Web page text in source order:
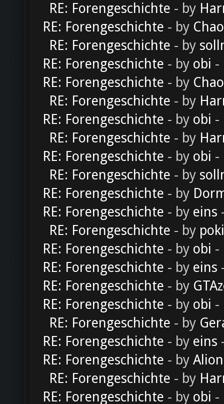
RE: Forengeschichte - by
RE: Forengeschichte - by
RE: Forengeschichte - by
RE: Forengeschichte - by obi -
RE: Forengeschichte - by
RE: Forengeschichte - by
RE: Forengeschichte - by obi -
RE: Forengeschichte - by
RE: Forengeschichte - by obi -
RE: Forengeschichte - by
RE: Forengeschichte - by
RE: Forengeschichte - by eins
RE: Forengeschichte - by
RE: Forengeschichte - by obi -
RE: Forengeschichte - by eins
RE: Forengeschichte - by
RE: Forengeschichte - by obi -
RE: Forengeschichte - by
RE: Forengeschichte - by eins
RE: Forengeschichte - by Alion
RE: Forengeschichte - by
RE: Forengeschichte - by obi -